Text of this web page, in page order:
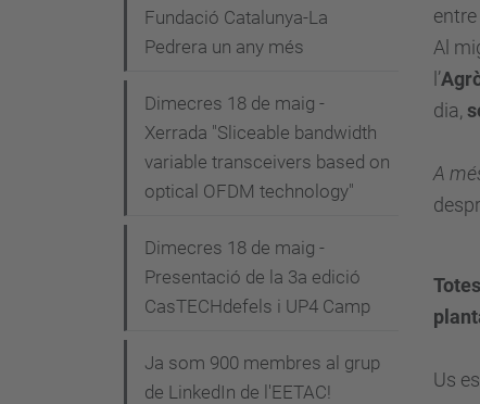
Al
l’
dia,
A
Us
Fundació Catalunya-La
Pedrera un any més
Dimecres 18 de maig -
Xerrada "Sliceable bandwidth
variable transceivers based on
optical OFDM technology"
Dimecres 18 de maig -
Presentació de la 3a edició
CasTECHdefels i UP4 Camp
Ja som 900 membres al grup
de LinkedIn de l'EETAC!